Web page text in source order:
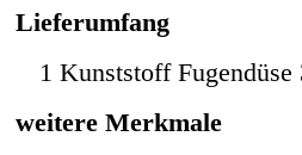
Lieferumfang
1 Kunststoff Fugendüse
weitere Merkmale